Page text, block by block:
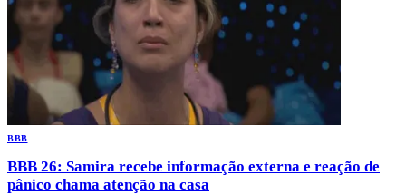
BBB
BBB 26: Samira recebe informação externa e reação de
pânico chama atenção na casa